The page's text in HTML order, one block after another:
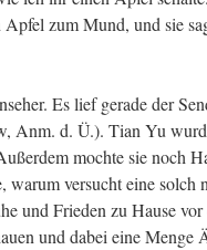
zum Mund, und sie
Es lief gerade der
Anm. d. Ü.). Tian Yu
mochte sie noch
warum versucht eine solch
und Frieden zu Hause
und dabei eine Menge